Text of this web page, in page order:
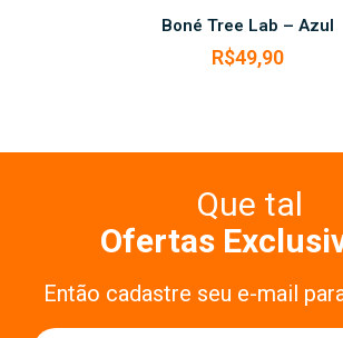
Boné Tree Lab – Azul
R$49,90
Que tal
Ofertas
Então cadastre seu e-mail